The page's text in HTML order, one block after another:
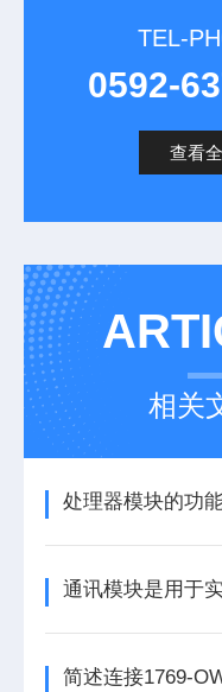
TEL-
0592-
查看
相关
处理器模块的功